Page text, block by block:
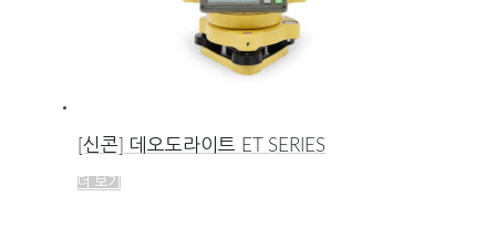
[신콘] 데오도라이트 ET SERIES
더 보기